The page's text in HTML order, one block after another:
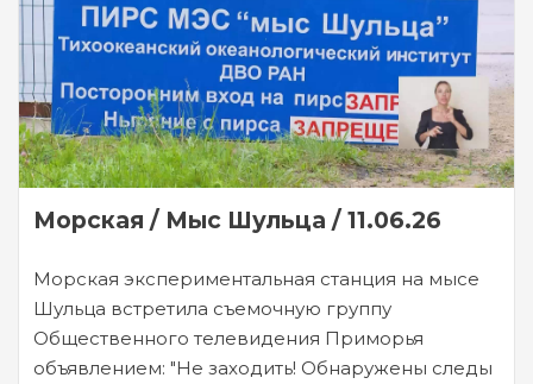
Морская / Мыс Шульца / 11.06.26
Морская экспериментальная станция на мысе
Шульца встретила съемочную группу
Общественного телевидения Приморья
объявлением: "Не заходить! Обнаружены следы